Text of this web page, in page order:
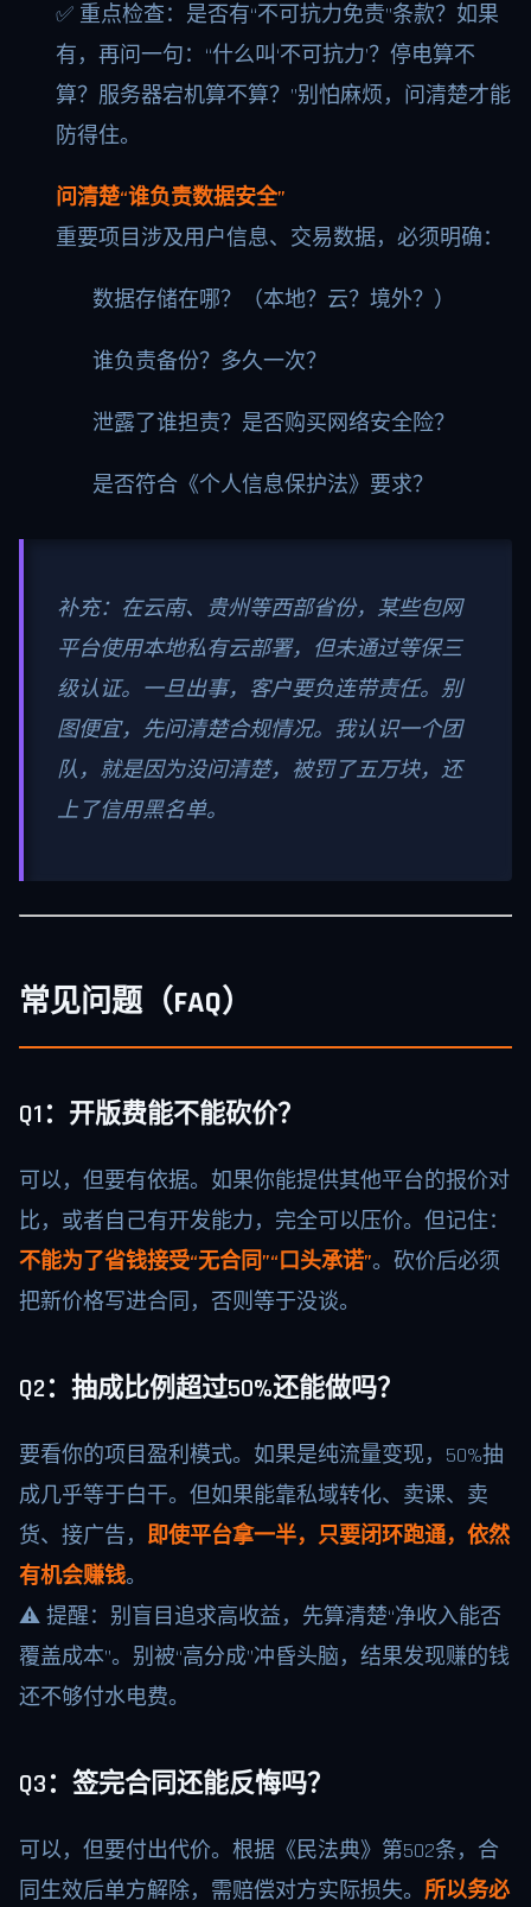
✅ 重点检查：是否有“不可抗力免责”条款？如果
有，再问一句：“什么叫‘不可抗力’？停电算不
算？服务器宕机算不算？”别怕麻烦，问清楚才能
防得住。
问清楚“谁负责数据安全”
重要项目涉及用户信息、交易数据，必须明确：
数据存储在哪？（本地？云？境外？）
谁负责备份？多久一次？
泄露了谁担责？是否购买网络安全险？
是否符合《个人信息保护法》要求？
补充：在云南、贵州等西部省份，某些包网
平台使用本地私有云部署，但未通过等保三
级认证。一旦出事，客户要负连带责任。别
图便宜，先问清楚合规情况。我认识一个团
队，就是因为没问清楚，被罚了五万块，还
上了信用黑名单。
常见问题（FAQ）
Q1：开版费能不能砍价？
可以，但要有依据。如果你能提供其他平台的报价对
比，或者自己有开发能力，完全可以压价。但记住：
不能为了省钱接受“无合同”“口头承诺”。砍价后必须
把新价格写进合同，否则等于没谈。
Q2：抽成比例超过50%还能做吗？
要看你的项目盈利模式。如果是纯流量变现，50%抽
成几乎等于白干。但如果能靠私域转化、卖课、卖
货、接广告， 即使平台拿一半，只要闭环跑通，依然
有机会赚钱。
⚠️ 提醒：别盲目追求高收益，先算清楚“净收入能否
覆盖成本”。别被“高分成”冲昏头脑，结果发现赚的钱
还不够付水电费。
Q3：签完合同还能反悔吗？
可以，但要付出代价。根据《民法典》第502条，合
同生效后单方解除，需赔偿对方实际损失。 所以务必